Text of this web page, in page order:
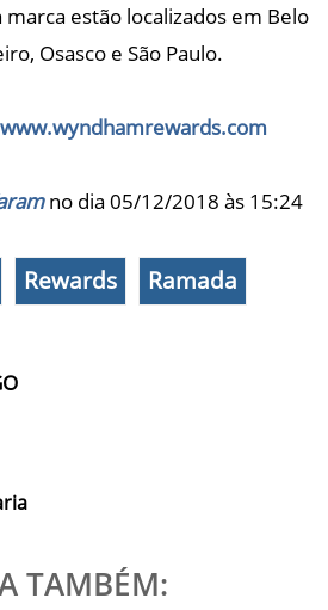
estão localizados em Belo
Osasco e São Paulo.
www.wyndhamrewards.com
no dia 05/12/2018 às 15:24
Rewards
Ramada
TAMBÉM: